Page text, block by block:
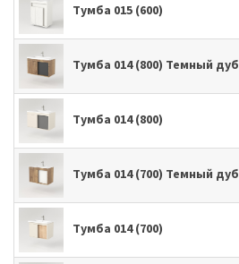
Тумба 015 (600)
Тумба 014 (800) Темный дуб
Тумба 014 (800)
Тумба 014 (700) Темный дуб
Тумба 014 (700)